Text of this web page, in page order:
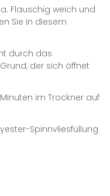
Flauschig weich und
Sie in diesem
durch das
der sich öffnet
im Trockner auf
Spinnvliesfüllung